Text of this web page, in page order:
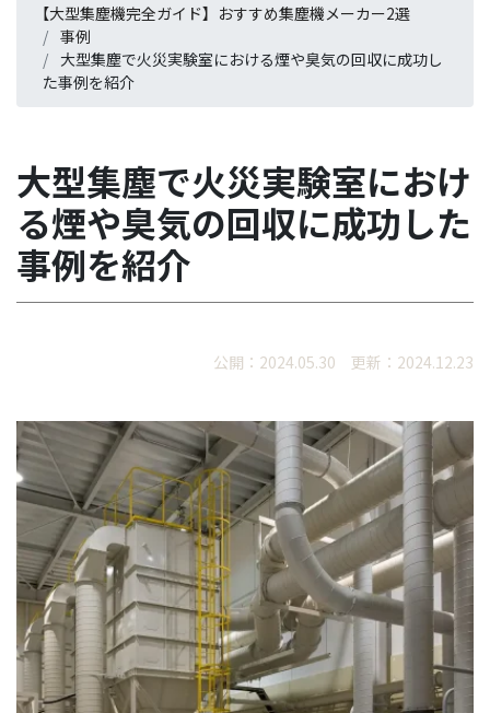
【大型集塵機完全ガイド】おすすめ集塵機メーカー2選
事例
大型集塵で火災実験室における煙や臭気の回収に成功し
た事例を紹介
大型集塵で火災実験室におけ
る煙や臭気の回収に成功した
事例を紹介
公開：2024.05.30 更新：2024.12.23